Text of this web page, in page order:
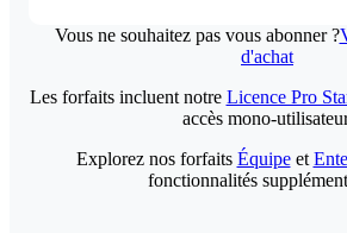
Vous ne souhaitez pas vous abonner ?
d'achat
Les forfaits incluent notre Licence Pro
accès mono-
Explorez nos forfaits Équipeet
fonctionnalités